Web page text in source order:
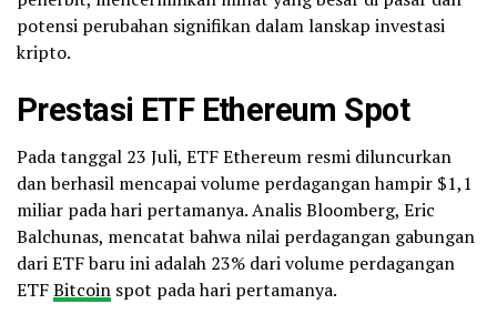
potensi perubahan signifikan dalam lanskap investasi
kripto.
Prestasi ETF Ethereum Spot
Pada tanggal 23 Juli, ETF Ethereum resmi diluncurkan
dan berhasil mencapai volume perdagangan hampir $1,1
miliar pada hari pertamanya. Analis Bloomberg, Eric
Balchunas, mencatat bahwa nilai perdagangan gabungan
dari ETF baru ini adalah 23% dari volume perdagangan
ETFBitcoin spot pada hari pertamanya.